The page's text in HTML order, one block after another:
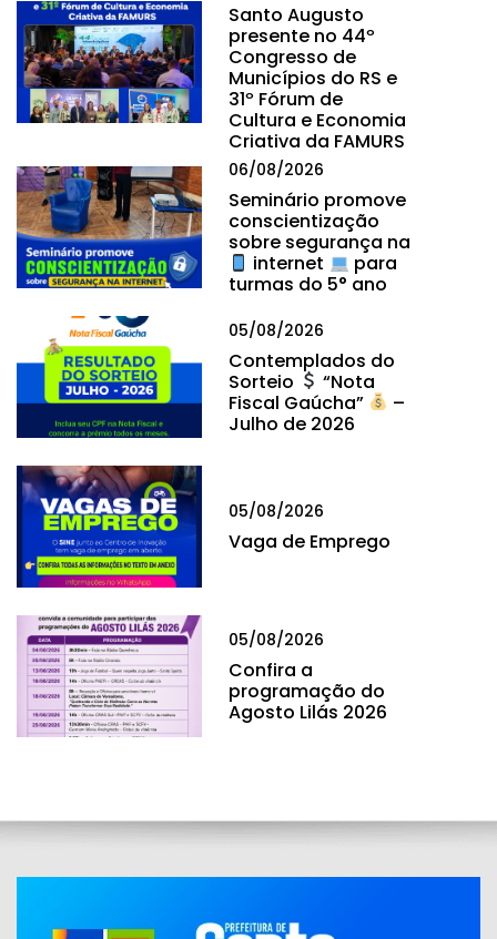
Santo Augusto
presente no 44º
Congresso de
Municípios do RS e
31º Fórum de
Cultura e Economia
Criativa da FAMURS
06/08/2026
Seminário promove
conscientização
sobre segurança na
internet
para
turmas do 5° ano
05/08/2026
Contemplados do
Sorteio
“Nota
Fiscal Gaúcha”
–
Julho de 2026
05/08/2026
Vaga de Emprego
05/08/2026
Confira a
programação do
Agosto Lilás 2026